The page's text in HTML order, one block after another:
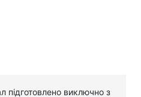
підготовлено виключно з